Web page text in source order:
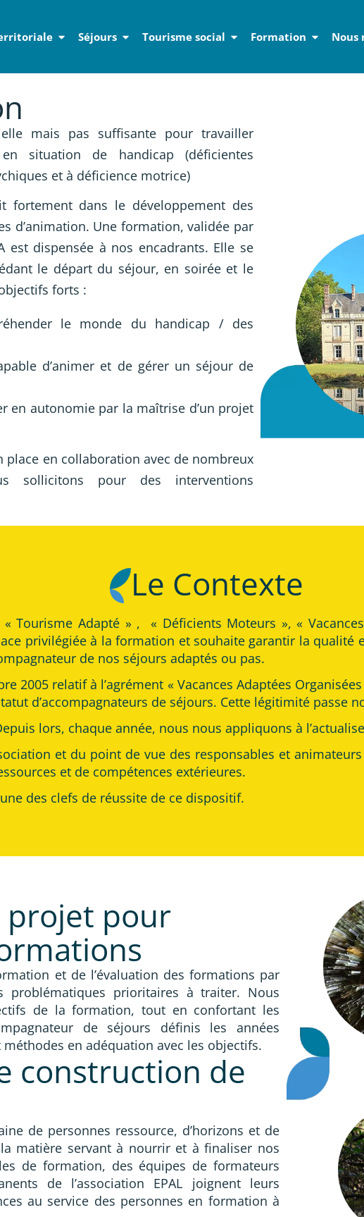
au pied de page
Séjours Tourisme social Formation Nous
mais pas suffisante pour travailler
situation de handicap (déficientes
et à déficience motrice)
fortement dans le développement des
d’animation. Une formation, validée par
est dispensée à nos encadrants. Elle se
le départ du séjour, en soirée et le
forts :
le monde du handicap / des
d’animer et de gérer un séjour de
en autonomie par la maîtrise d’un projet
place en collaboration avec de nombreux
sollicitons pour des interventions
Le Contexte
Tourisme Adapté » , « Déficients Moteurs », «
privilégiée à la formation et souhaite garantir la
de nos séjours adaptés ou pas.
2005 relatif à l’agrément « Vacances Adaptées
d’accompagnateurs de séjours. Cette légitimité passe
lors, chaque année, nous nous appliquons à
et du point de vue des responsables et
et de compétences extérieures.
des clefs de réussite de ce dispositif.
projet pour
et de l’évaluation des formations par
problématiques prioritaires à traiter. Nous
de la formation, tout en confortant les
de séjours définis les années
en adéquation avec les objectifs.
construction de
de personnes ressource, d’horizons et de
matière servant à nourrir et à finaliser nos
de formation, des équipes de formateurs
de l’association EPAL joignent leurs
au service des personnes en formation à